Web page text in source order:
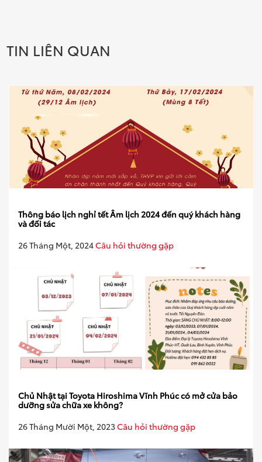
TIN LIÊN QUAN
Thông báo lịch nghỉ tết Âm lịch 2024 đến quý khách hàng
và đối tác
26 Tháng Một, 2024Câu hỏi thường gặp
Chủ Nhật tại Toyota Hiroshima Vĩnh Phúc có mở cửa bảo
dưỡng sửa chữa xe không?
26 Tháng Mười Một, 2023Câu hỏi thường gặp